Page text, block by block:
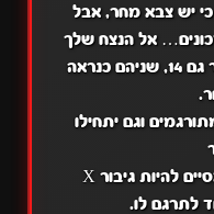
כי יש צבא מחר, אבל
אל הנצח שלך
13 עוד שנייה מסיים עריכה ומחר גם 14, שניהם כנראה
13+14 אצלי מתורגמים וגם יתחילו
טווסיטד ימשיך אחריי שאני אסיים להיות גיבור X
לתרגם לו.